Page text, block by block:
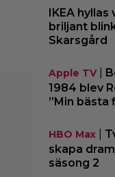
IKEA
briljant
Skarsgård
Apple TV|
1984 blev
”Min bästa
HBO Max|
skapa
säsong 2